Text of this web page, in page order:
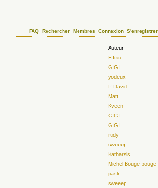
FAQ Rechercher Membres Connexion S'enregistrer
Auteur
Effixe
GIGI
yodeux
R.David
Matt
Kveen
GIGI
GIGI
rudy
sweeep
Katharsis
Michel Bouge-bouge
pask
sweeep